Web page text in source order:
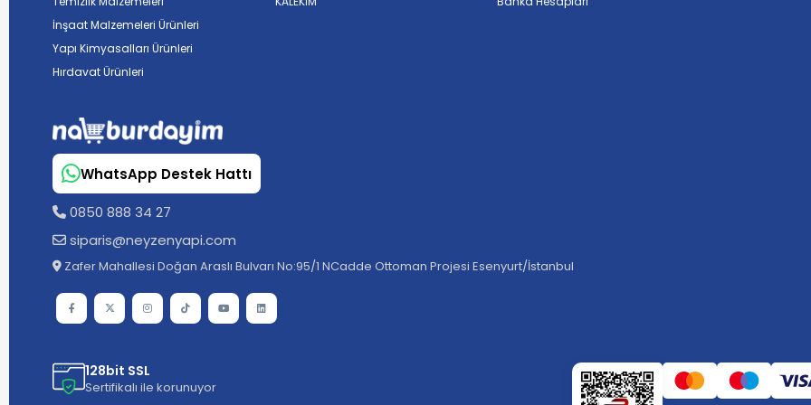
İnşaat Malzemeleri Ürünleri
Yapı Kimyasalları Ürünleri
Hırdavat Ürünleri
WhatsApp Destek Hattı
0850 888 34 27
siparis@neyzenyapi.com
Zafer Mahallesi Doğan Araslı Bulvarı No:95/1 NCadde Ottoman Projesi Esenyurt/İstanbul
128bit SSL
Sertifikalı ile korunuyor